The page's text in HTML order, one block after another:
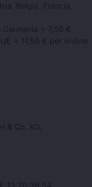
Belgio, Francia,
= 7,50 €.
= 11,50 € per ordine
& Co. KG,
13 20 36 54.